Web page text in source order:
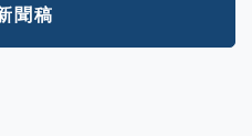
聞稿